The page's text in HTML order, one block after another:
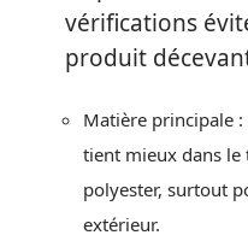
vérifications
produit
Matière principale
tient mieux dans le
polyester, surtout
extérieur.